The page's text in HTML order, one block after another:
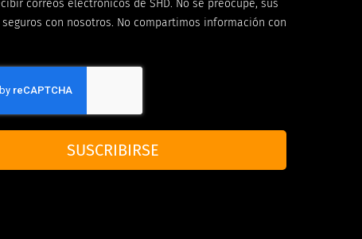
correos electrónicos de SHD. No se preocupe, sus
con nosotros. No compartimos información con
SUSCRIBIRSE